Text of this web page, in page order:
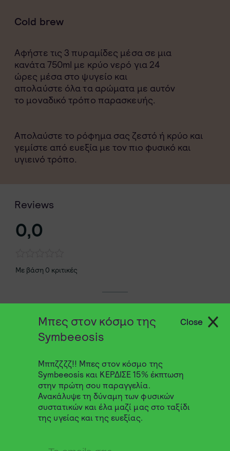
Cold brew
Αφήστε τις 3 πυραμίδες μέσα σε μια
κανάτα 750ml με κρύο νερό για 24
ώρες μέσα στο ψυγείο και
απολαύστε όλα τα αρώματα με αυτόν
το μοναδικό τρόπο παρασκευής.
Απολαύστε το ρόφημα σας ζεστό ή κρύο και
γεμίστε από ευεξία με τον πιο φυσικό και
υγιεινό τρόπο.
Reviews
0,0
Με βάση 0 κριτικές
Αναζήτηση
0 από 0 κριτικές
Λυπούμαστε, καμία κριτική δεν
ταιριάζει με τις τρέχουσες επιλογές
Μπες στον κόσμο της
Symbeeosis
Μππζζζζ!! Μπες στον κόσμο της
Symbeeosis και ΚΕΡΔΙΣΕ 15% έκπτωση
στην πρώτη σου παραγγελία.
Ανακάλυψε τη δύναμη των φυσικών
συστατικών και έλα μαζί μας στο ταξίδι
της υγείας και της ευεξίας.
Close